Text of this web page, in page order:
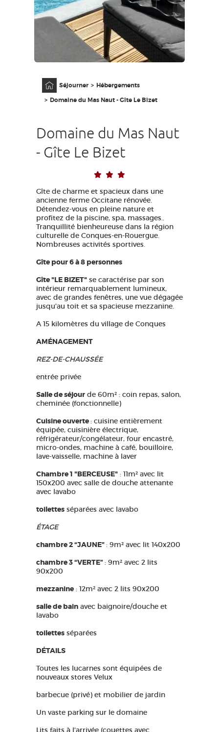
MA SÉLECTION
FR
Séjourner
Hébergements
Domaine du Mas Naut - Gîte Le Bizet
Domaine du Mas Naut
- Gîte Le Bizet
Gîte de charme et spacieux dans une
ancienne ferme Occitane rénovée.
Détendez-vous en pleine nature et
profitez de la piscine, spa, massages..
Tranquillité bienheureuse dans la région
culturelle de Conques-en-Rouergue.
Nombreuses activités sportives.
Gîte pour 6 à 8 personnes
Gîte "LE BIZET" se caractérise par son
intérieur remarquablement lumineux,
avec de grandes fenêtres, une vue dégagée
jusqu'au toit et sa spacieuse mezzanine.
A 15 kilomètres du village de Conques
AMÉNAGEMENT
REZ-DE-CHAUSSÉE
entrée privée
Salle de séjour de 60m² : coin repas, salon,
cheminée (fonctionnelle)
Cuisine ouverte: cuisine entièrement
équipée, cuisinière électrique,
réfrigérateur/congélateur, four encastré,
micro-ondes, machine à café, bouilloire,
lave-vaisselle, machine à laver
Chambre 1 "BERCEUSE" : 11m² avec lit
150x200 avec salle de douche attenante
avec lavabo
toilettes séparées avec lavabo
ÉTAGE
chambre 2 “JAUNE”: 9m² avec lit 140x200
chambre 3 “VERTE”: 9m² avec 2 lits
90x200
mezzanine : 12m² avec 2 lits 90x200
salle de bain avec baignoire/douche et
lavabo
toilettes séparées
DÉTAILS
Toutes les lucarnes sont équipées de
nouveaux stores Velux
barbecue (privé) et mobilier de jardin
Un vaste parking sur le domaine
Lits faits à l'arrivée (couettes avec